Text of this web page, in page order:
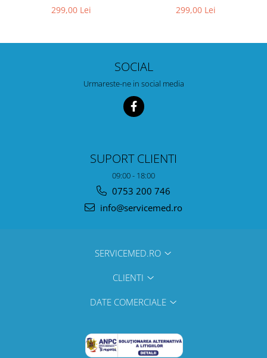
299,00 Lei 299,00 Lei
SOCIAL
Urmareste-ne in social media
SUPORT CLIENTI
09:00 - 18:00
0753 200 746
info@servicemed.ro
SERVICEMED.RO
CLIENTI
DATE COMERCIALE